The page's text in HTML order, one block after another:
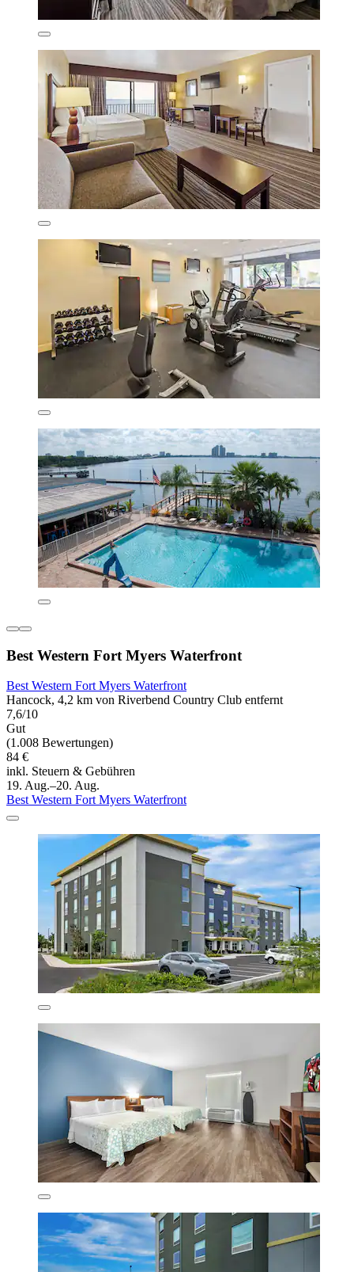
Best Western Fort Myers Waterfront
Best Western Fort Myers Waterfront
Hancock, 4,2 km von Riverbend Country Club entfernt
7,6/10
Gut
(1.008 Bewertungen)
84 €
inkl. Steuern & Gebühren
19. Aug.–20. Aug.
Best Western Fort Myers Waterfront